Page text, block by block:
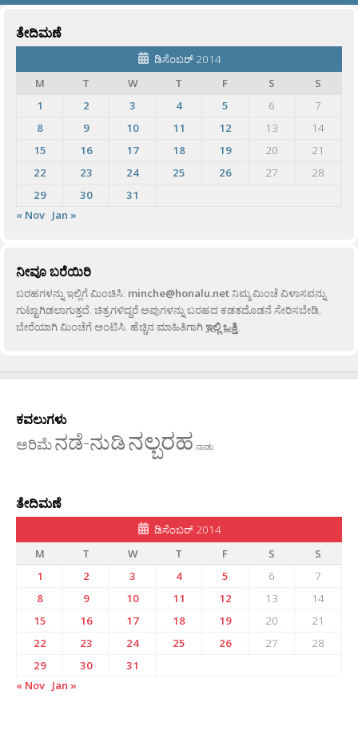
ತೇದಿಮಣೆ
ಡಿಸೆಂಬರ್ 2014
M
T W T F S
S
1
2 3 4 5 6
7
8
9 10 11 12 13
14
15
16 17 18 19 20
21
22
23 24 25 26 27
28
29
30
31
« Nov Jan »
ನೀವೂ ಬರೆಯಿರಿ
ಬರಹಗಳನ್ನು ಇಲ್ಲಿಗೆ ಮಿಂಚಿಸಿ: minche@honalu.netನಿಮ್ಮ ಮಿಂಚೆ ವಿಳಾಸವನ್ನು
ಗುಟ್ಟಾಗಿಡಲಾಗುತ್ತದೆ. ಚಿತ್ರಗಳಿದ್ದರೆ ಅವುಗಳನ್ನು ಬರಹದ ಕಡತದೊಡನೆ ಸೇರಿಸಬೇಡಿ,
ಬೇರೆಯಾಗಿ ಮಿಂಚೆಗೆ ಅಂಟಿಸಿ. ಹೆಚ್ಚಿನ ಮಾಹಿತಿಗಾಗಿಇಲ್ಲಿ ಒತ್ತಿ.
ಕವಲುಗಳು
ಅರಿಮೆನಡೆ-ನುಡಿನಲ್ಬರಹ ನಾಡು
ತೇದಿಮಣೆ
ಡಿಸೆಂಬರ್ 2014
M
T W T F S
S
1
2 3 4 5 6
7
8
9 10 11 12 13
14
15
16 17 18 19 20
21
22
23 24 25 26 27
28
29
30
31
« Nov Jan »